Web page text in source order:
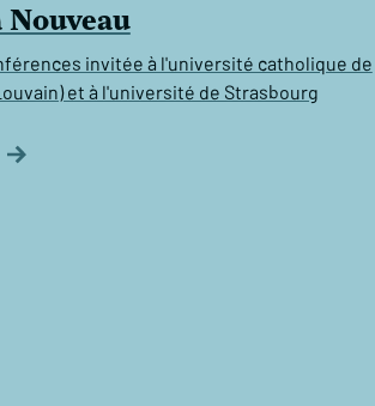
invitée à l'université catholique de
et à l'université de Strasbourg